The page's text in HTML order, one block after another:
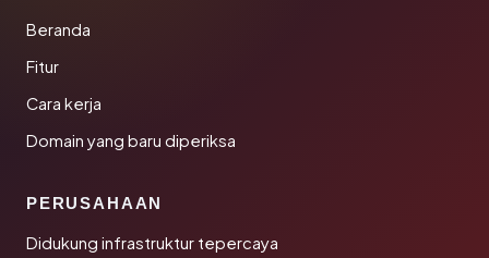
Beranda
Fitur
Cara kerja
Domain yang baru diperiksa
PERUSAHAAN
Didukung infrastruktur tepercaya